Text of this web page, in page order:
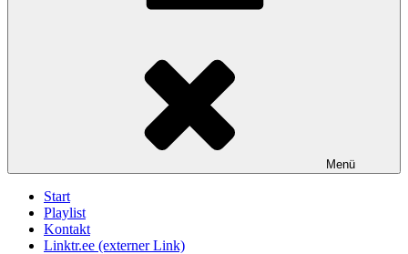
Menü
Start
Playlist
Kontakt
Linktr.ee (externer Link)